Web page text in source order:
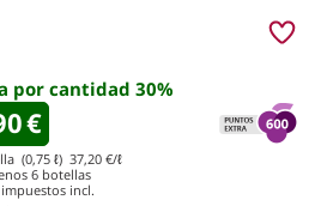
por cantidad 30%
€
(0,75 ℓ) 37,20 €/ℓ
6 botellas
impuestos incl.